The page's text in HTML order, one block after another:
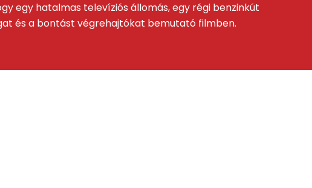
egy hatalmas televíziós állomás, egy régi benzinkút
és a bontást végrehajtókat bemutató filmben.